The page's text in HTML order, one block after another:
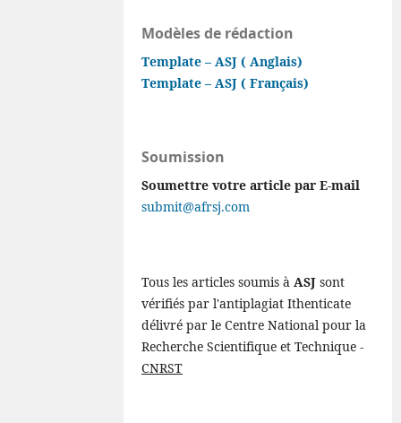
Modèles de rédaction
Template – ASJ ( Anglais)
Template – ASJ ( Français)
Soumission
Soumettre votre article par E-mail
submit@afrsj.com
Tous les articles soumis à ASJ sont
vérifiés par l'antiplagiat Ithenticate
délivré par le Centre National pour la
Recherche Scientifique et Technique -
CNRST